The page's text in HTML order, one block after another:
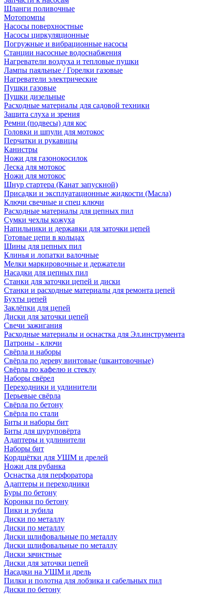
Шланги поливочные
Мотопомпы
Насосы поверхностные
Насосы циркуляционные
Погружные и вибрационные насосы
Станции насосные водоснабжения
Нагреватели воздуха и тепловые пушки
Лампы паяльные / Горелки газовые
Нагреватели электрические
Пушки газовые
Пушки дизельные
Расходные материалы для садовой техники
Защита слуха и зрения
Ремни (подвесы) для кос
Головки и шпули для мотокос
Перчатки и рукавицы
Канистры
Ножи для газонокосилок
Леска для мотокос
Ножи для мотокос
Шнур стартера (Канат запускной)
Присадки и эксплуатационные жидкости (Масла)
Ключи свечные и спец ключи
Расходные материалы для цепных пил
Сумки чехлы кожуха
Напильники и державки для заточки цепей
Готовые цепи в кольцах
Шины для цепных пил
Клинья и лопатки валочные
Мелки маркировочные и держатели
Насадки для цепных пил
Станки для заточки цепей и диски
Станки и расходные материалы для ремонта цепей
Бухты цепей
Заклёпки для цепей
Диски для заточки цепей
Свечи зажигания
Расходные материалы и оснастка для Эл.инструмента
Патроны - ключи
Свёрла и наборы
Свёрла по дереву винтовые (шкантовочные)
Свёрла по кафелю и стеклу
Наборы свёрел
Переходники и удлинители
Перьевые свёрла
Свёрла по бетону
Свёрла по стали
Биты и наборы бит
Биты для шуруповёрта
Адаптеры и удлинители
Наборы бит
Кордщётки для УШМ и дрелей
Ножи для рубанка
Оснастка для перфоратора
Адаптеры и переходники
Буры по бетону
Коронки по бетону
Пики и зубила
Диски по металлу
Диски по металлу
Диски шлифовальные по металлу
Диски шлифовальные по металлу
Диски зачистные
Диски для заточки цепей
Насадки на УШМ и дрель
Пилки и полотна для лобзика и сабельных пил
Диски по бетону